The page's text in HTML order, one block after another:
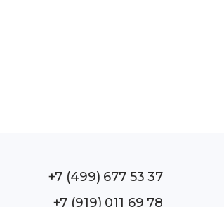
+7 (499) 677 53 37
+7 (919) 011 69 78